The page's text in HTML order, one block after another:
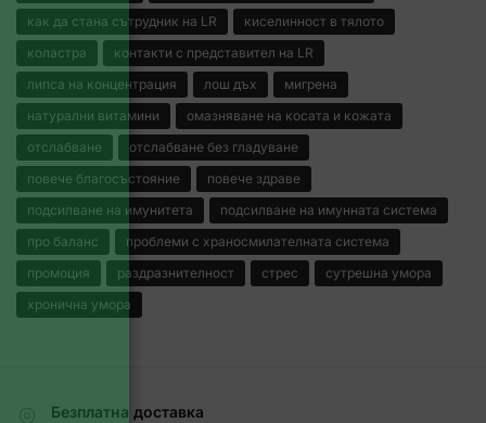
как да стана сътрудник на LR
киселинност в тялото
коластра
контакти с представител на LR
липса на концентрация
лош дъх
мигрена
натурални витамини
омазняване на косата и кожата
отслабване
отслабване без гладуване
повече благосъстояние
повече здраве
подсилване на имунитета
подсилване на имунната система
про баланс
проблеми с храносмилателната система
промоция
раздразнителност стрес
сутрешна умора
хронична умора
Безплатна доставка